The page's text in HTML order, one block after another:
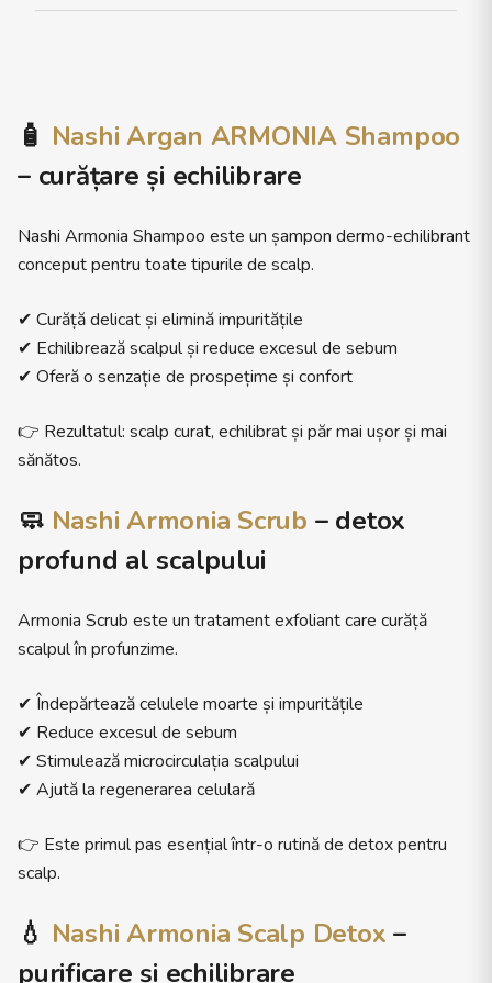
🧴 Nashi Argan ARMONIA Shampoo
– curățare și echilibrare
Nashi Armonia Shampoo este un șampon dermo-echilibrant
conceput pentru toate tipurile de scalp.
✔ Curăță delicat și elimină impuritățile
✔ Echilibrează scalpul și reduce excesul de sebum
✔ Oferă o senzație de prospețime și confort
👉 Rezultatul: scalp curat, echilibrat și păr mai ușor și mai
sănătos.
🧼 Nashi Armonia Scrub – detox
profund al scalpului
Armonia Scrub este un tratament exfoliant care curăță
scalpul în profunzime.
✔ Îndepărtează celulele moarte și impuritățile
✔ Reduce excesul de sebum
✔ Stimulează microcirculația scalpului
✔ Ajută la regenerarea celulară
👉 Este primul pas esențial într-o rutină de detox pentru
scalp.
💧 Nashi Armonia Scalp Detox –
purificare și echilibrare